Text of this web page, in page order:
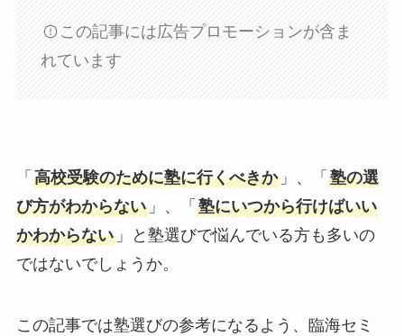
この記事には広告プロモーションが含ま
れています
「 高校受験のために塾に行くべきか」、「 塾の選
び方がわからない」、「 塾にいつから行けばいい
かわからない」と塾選びで悩んでいる方も多いの
ではないでしょうか。
この記事では塾選びの参考になるよう、臨海セミ